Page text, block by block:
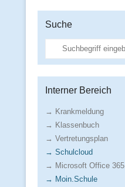
Suche
Suche
Interner Bereich
→ Krankmeldung
→ Klassenbuch
→ Vertretungsplan
→ Schulcloud
→ Microsoft Office 365
→ Moin.Schule